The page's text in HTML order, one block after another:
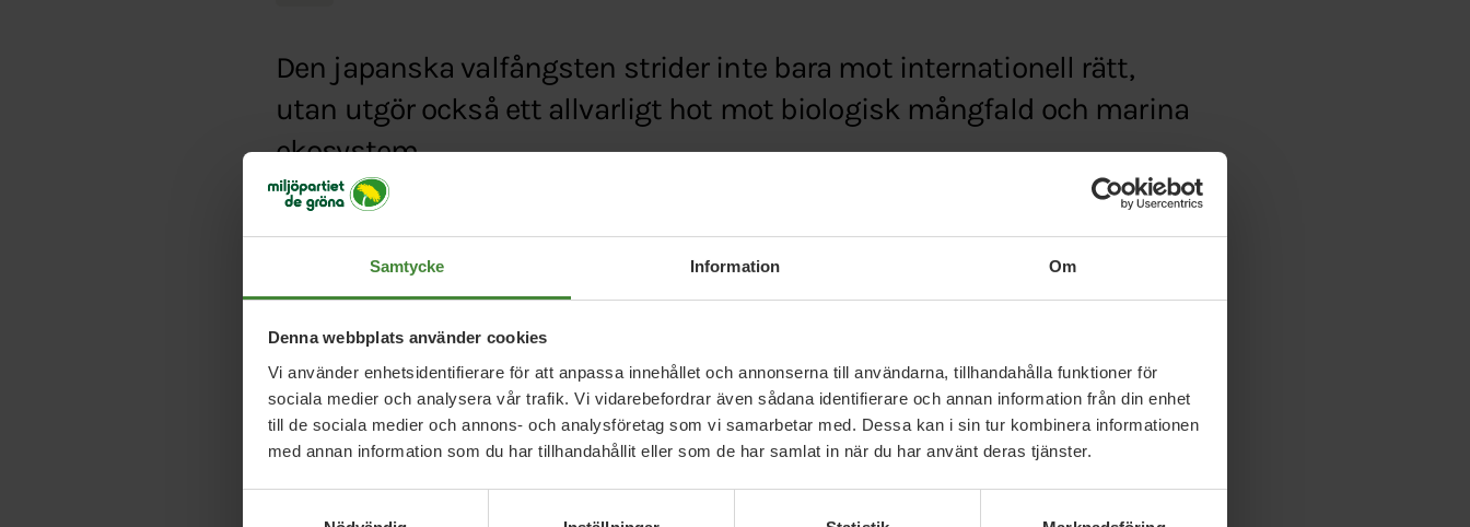
Samtycke Information Om
Denna webbplats använder cookies
Vi använder enhetsidentifierare för att anpassa innehållet och annonserna till användarna, tillhandahålla funktioner för
sociala medier och analysera vår trafik. Vi vidarebefordrar även sådana identifierare och annan information från din enhet
till de sociala medier och annons- och analysföretag som vi samarbetar med. Dessa kan i sin tur kombinera informationen
med annan information som du har tillhandahållit eller som de har samlat in när du har använt deras tjänster.
Den japanska valfångsten strider inte bara mot internationell rätt,
utan utgör också ett allvarligt hot mot biologisk mångfald och marina
ekosystem.
Typ:Pressmeddelande
jakt-pa-valar,c2025582